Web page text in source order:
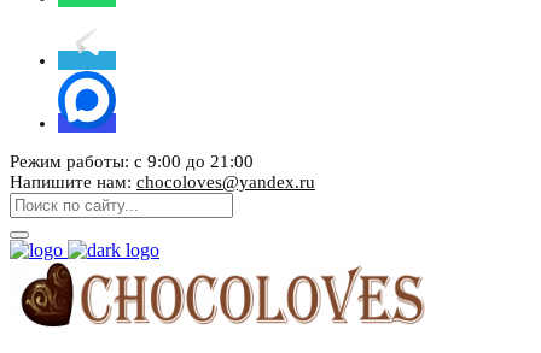
Режим работы: с 9:00 до 21:00
Напишите нам: chocoloves@yandex.ru